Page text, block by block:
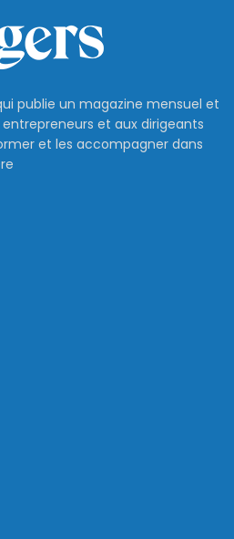
publie un magazine mensuel et
et aux dirigeants
et les accompagner dans